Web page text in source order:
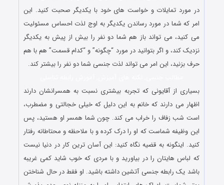
در مورد تمایلات و خواست های خود با یکدیگر صحبت کنید. این
امر که شما در مورد رساندن یکدیگر به اوج لذت احساس مسئولیت
می کنید، می تواند باز هم شما دو نفر را بیش از پیش به یکدیگر
نزدیک کند، و اگر بتوانید در مورد “چگونه” و “کدام قسمت” هم با هم
حرف بزنید، این امر می تواند لذت جنسی شما دو نفر را بیشتر کند.
بسیاری از آقایونی که تجربه بیشتری نسبت به همسرانشان دارند
اظهار می دارند که خانم به این دلیل که خیلی خجالتی و مضطرب،
است شب زفاف را خراب می کند. چون شما همسر او هستید، پس
این وظیفه شماست که او را درک کرده و با ملاحظه و محتاطانه رفتار
کنید. اینگونه به قضیه نگاه کنید: این آسان ترین کار در دنیا نیست
که لباس هایتان را در بیاورید و با مردی که خوب شاید کمی غریبه
باشد یک رابطه جنسی آتشین داشته باشید. او فقط در حال شناختن